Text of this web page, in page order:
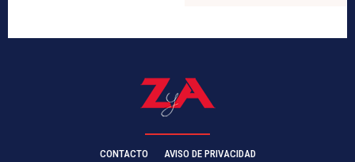
CONTACTO AVISO DE PRIVACIDAD